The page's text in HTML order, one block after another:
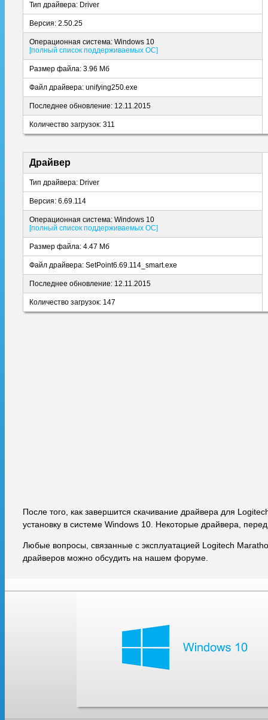
Тип драйвера: Driver
Версия: 2.50.25
Операционная система: Windows 10
[полный список поддерживаемых ОС]
Размер файла: 3.96 Мб
Файл драйвера: unifying250.exe
Последнее обновление: 12.11.2015
Количество загрузок: 311
Драйвер
Тип драйвера: Driver
Версия: 6.69.114
Операционная система: Windows 10
[полный список поддерживаемых ОС]
Размер файла: 4.47 Мб
Файл драйвера: SetPoint6.69.114_smart.exe
Последнее обновление: 12.11.2015
Количество загрузок: 147
После того, как завершится скачивание драйвера для
установку в системе Windows 10. Некоторые драйвера,
Любые вопросы, связанные с эксплуатацией Logitech
драйверов можно обсудить на нашем форуме.